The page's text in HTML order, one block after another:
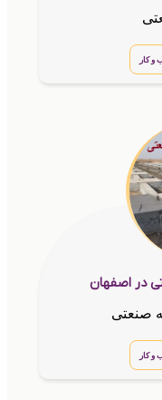
کار
در اصفهان
صنعتی
کار